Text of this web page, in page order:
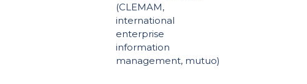
(CLEMAM,
international
enterprise
information
management, mutuo)